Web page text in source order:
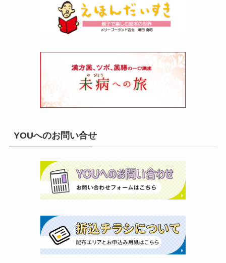
YOUへのお問い合せ